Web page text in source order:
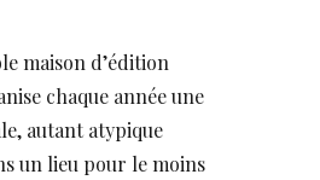
maison d’édition
chaque année une
autant atypique
un lieu pour le moins